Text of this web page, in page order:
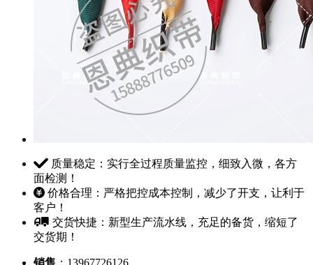
质量稳定：实行全过程质量监控，细致入微，各方
面检测！
价格合理：严格把控成本控制，减少了开支，让利于
客户！
交货快捷：新型生产流水线，充足的备货，缩短了
交货期！
销售 ：13967726126